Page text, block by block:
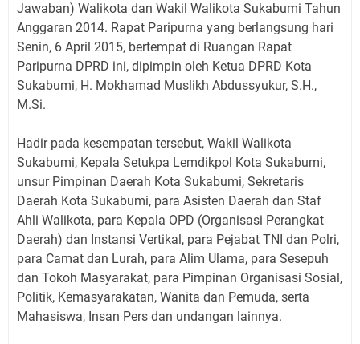
Jawaban) Walikota dan Wakil Walikota Sukabumi Tahun
Anggaran 2014. Rapat Paripurna yang berlangsung hari
Senin, 6 April 2015, bertempat di Ruangan Rapat
Paripurna DPRD ini, dipimpin oleh Ketua DPRD Kota
Sukabumi, H. Mokhamad Muslikh Abdussyukur, S.H.,
M.Si.
Hadir pada kesempatan tersebut, Wakil Walikota
Sukabumi, Kepala Setukpa Lemdikpol Kota Sukabumi,
unsur Pimpinan Daerah Kota Sukabumi, Sekretaris
Daerah Kota Sukabumi, para Asisten Daerah dan Staf
Ahli Walikota, para Kepala OPD (Organisasi Perangkat
Daerah) dan Instansi Vertikal, para Pejabat TNI dan Polri,
para Camat dan Lurah, para Alim Ulama, para Sesepuh
dan Tokoh Masyarakat, para Pimpinan Organisasi Sosial,
Politik, Kemasyarakatan, Wanita dan Pemuda, serta
Mahasiswa, Insan Pers dan undangan lainnya.